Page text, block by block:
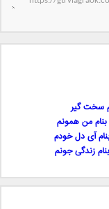
سخت گیر
من همونم
آی دل خودم
زندگی جونم